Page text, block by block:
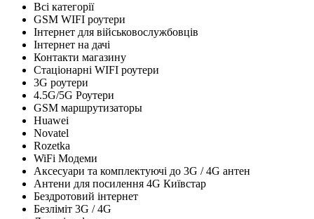
Всі категорії
GSM WIFI роутери
Інтернет для військовослужбовців
Інтернет на дачі
Контакти магазину
Стаціонарні WIFI роутери
3G роутери
4.5G/5G Роутери
GSM маршрутизаторы
Huawei
Novatel
Rozetka
WiFi Модеми
Аксесуари та комплектуючі до 3G / 4G антен
Антени для посилення 4G Київстар
Бездротовий інтернет
Безліміт 3G / 4G